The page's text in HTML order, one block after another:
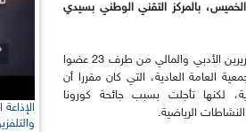
الخميس، بالمركز التقني الوطني بسيدي
وتمت المصادقة على التقريرين الأدبي والمالي من طرف 23 عضوا
الجمعية العامة العادية، التي كان مقررا أن
لكنها تأجلت بسبب جائحة كورونا
الرياضية.